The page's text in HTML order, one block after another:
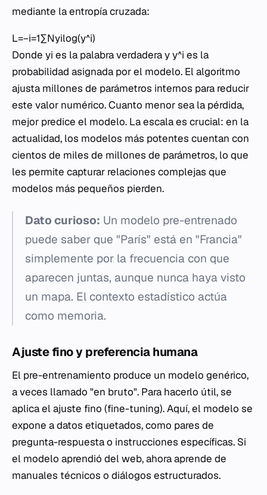
mediante la entropía cruzada:
L=−i=1∑N​yi​log(y^​i​)
Donde yi​ es la palabra verdadera y y^​i​ es la
probabilidad asignada por el modelo. El algoritmo
ajusta millones de parámetros internos para reducir
este valor numérico. Cuanto menor sea la pérdida,
mejor predice el modelo. La escala es crucial: en la
actualidad, los modelos más potentes cuentan con
cientos de miles de millones de parámetros, lo que
les permite capturar relaciones complejas que
modelos más pequeños pierden.
Dato curioso: Un modelo pre-entrenado
puede saber que "París" está en "Francia"
simplemente por la frecuencia con que
aparecen juntas, aunque nunca haya visto
un mapa. El contexto estadístico actúa
como memoria.
Ajuste fino y preferencia humana
El pre-entrenamiento produce un modelo genérico,
a veces llamado "en bruto". Para hacerlo útil, se
aplica el ajuste fino (fine-tuning). Aquí, el modelo se
expone a datos etiquetados, como pares de
pregunta-respuesta o instrucciones específicas. Si
el modelo aprendió del web, ahora aprende de
manuales técnicos o diálogos estructurados.